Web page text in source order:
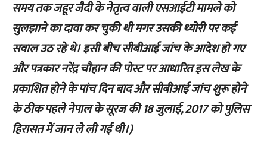
समय तक जहूर जैदी के नेतृत्व वाली एसआईटी मामले को
सुलझाने का दावा कर चुकी थी मगर उसकी थ्योरी पर कई
सवाल उठ रहे थे। इसी बीच सीबीआई जांच के आदेश हो गए
और पत्रकार नरेंद्र चौहान की पोस्ट पर आधारित इस लेख के
प्रकाशित होने के पांच दिन बाद और सीबीआई जांच शुरू होने
के ठीक पहले नेपाल के सूरज की 18 जुलाई, 2017 को पुलिस
हिरासत में जान ले ली गई थी।)